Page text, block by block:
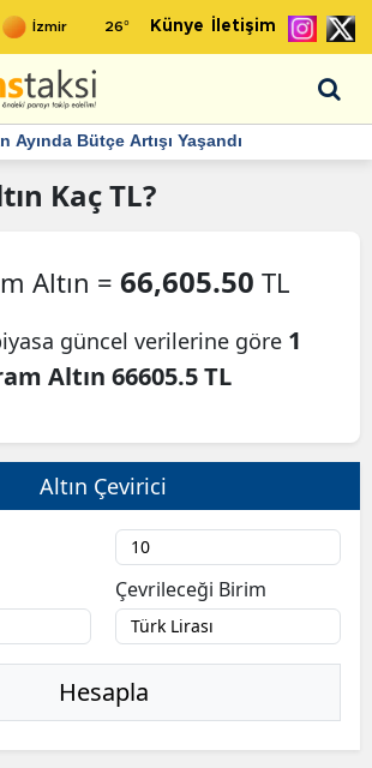
26° Künye İletişim
Ayında Bütçe Artışı Yaşandı
Kaç TL?
Altın = 66,605.50 TL
güncel verilerine göre 1
Altın 66605.5 TL
Altın Çevirici
Çevrileceği Birim
Hesapla